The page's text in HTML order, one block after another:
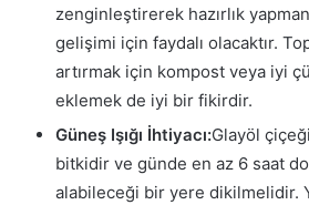
zenginleştirerek hazırlık
gelişimi için faydalı olacaktır.
artırmak için kompost veya iyi
eklemek de iyi bir fikirdir.
Güneş Işığı İhtiyacı:Glayöl
bitkidir ve günde en az 6 saat
alabileceği bir yere dikilmelidir.